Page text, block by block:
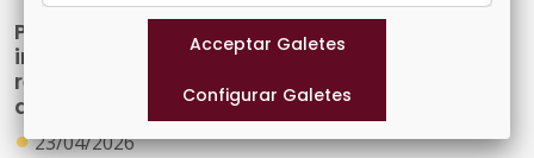
Procediment pel reconeixement de la
innovació pedagògica i bases generals
reguladores per la concessió de programes
d’innovació pedagògica als curs 2026-2027
●23/04/2026